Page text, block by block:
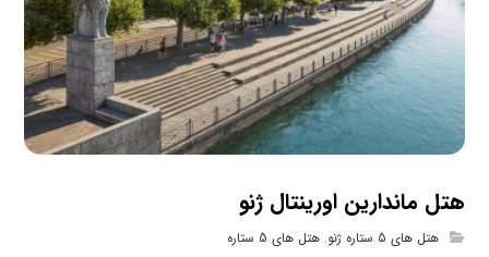
هتل ماندارین اورینتال ژنو
هتل های 5 ستاره ژنو ,هتل های 5 ستاره